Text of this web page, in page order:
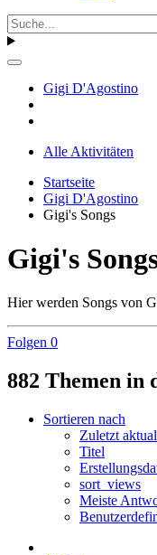
Gigi D'Agostino
Alle Aktivitäten
Startseite
Gigi D'Agostino
Gigi's Songs
Gigi's
Hier werden Songs von
Folgen 0
882 Themen in
Sortieren nach
Zuletzt
Titel
sort_views
Meiste